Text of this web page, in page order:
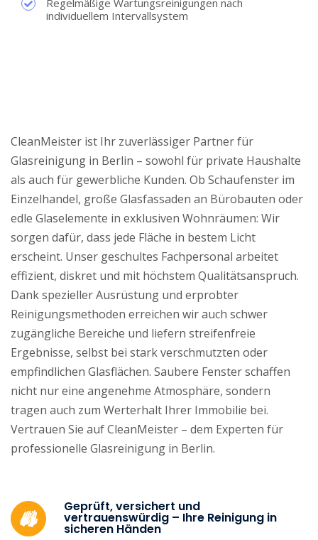
Regelmäßige Wartungsreinigungen nach
individuellem Intervallsystem
CleanMeister ist Ihr zuverlässiger Partner für
Glasreinigung in Berlin – sowohl für private Haushalte
als auch für gewerbliche Kunden. Ob Schaufenster im
Einzelhandel, große Glasfassaden an Bürobauten oder
edle Glaselemente in exklusiven Wohnräumen: Wir
sorgen dafür, dass jede Fläche in bestem Licht
erscheint. Unser geschultes Fachpersonal arbeitet
effizient, diskret und mit höchstem Qualitätsanspruch.
Dank spezieller Ausrüstung und erprobter
Reinigungsmethoden erreichen wir auch schwer
zugängliche Bereiche und liefern streifenfreie
Ergebnisse, selbst bei stark verschmutzten oder
empfindlichen Glasflächen. Saubere Fenster schaffen
nicht nur eine angenehme Atmosphäre, sondern
tragen auch zum Werterhalt Ihrer Immobilie bei.
Vertrauen Sie auf CleanMeister – dem Experten für
professionelle Glasreinigung in Berlin.
Geprüft, versichert und
vertrauenswürdig – Ihre Reinigung in
sicheren Händen